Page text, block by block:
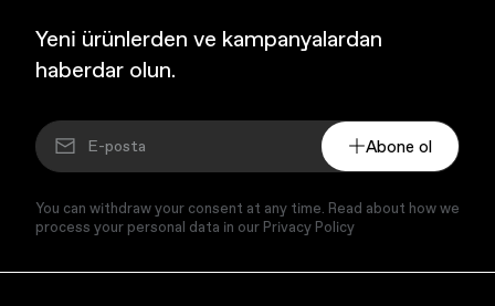
Yeni ürünlerden ve kampanyalardan
haberdar olun.
Abone ol
You can withdraw your consent at any time. Read about how we
process your personal data in our Privacy Policy